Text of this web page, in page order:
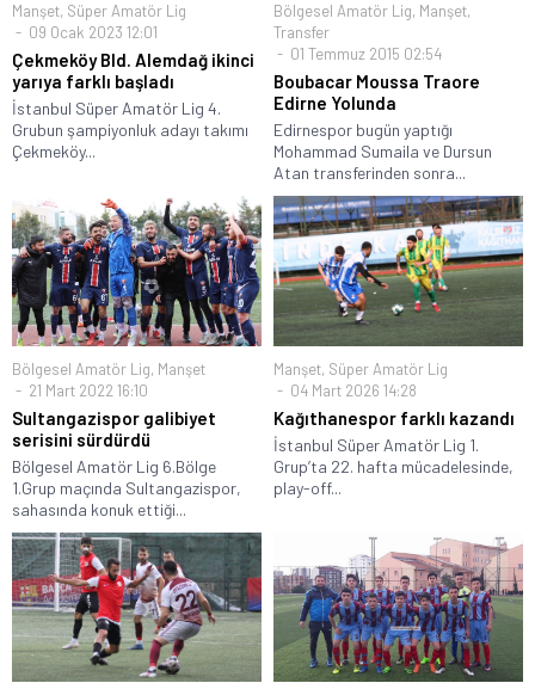
Manşet, Süper Amatör Lig
09 Ocak 2023 12:01
Çekmeköy Bld. Alemdağ ikinci
yarıya farklı başladı
İstanbul Süper Amatör Lig 4.
Grubun şampiyonluk adayı takımı
Çekmeköy...
Bölgesel Amatör Lig, Manşet,
Transfer
01 Temmuz 2015 02:54
Boubacar Moussa Traore
Edirne Yolunda
Edirnespor bugün yaptığı
Mohammad Sumaila ve Dursun
Atan transferinden sonra...
Bölgesel Amatör Lig, Manşet
21 Mart 2022 16:10
Sultangazispor galibiyet
serisini sürdürdü
Bölgesel Amatör Lig 6.Bölge
1.Grup maçında Sultangazispor,
sahasında konuk ettiği...
Manşet, Süper Amatör Lig
04 Mart 2026 14:28
Kağıthanespor farklı kazandı
İstanbul Süper Amatör Lig 1.
Grup’ta 22. hafta mücadelesinde,
play-off...